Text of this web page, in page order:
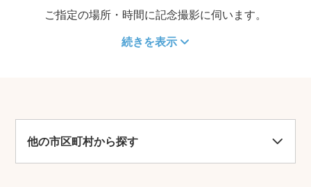
ご指定の場所・時間に記念撮影に伺います。
続きを表示
他の市区町村から探す